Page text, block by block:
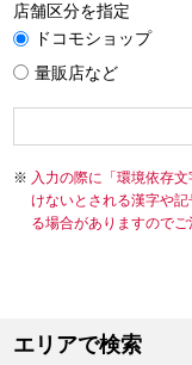
店舗区分を指定
ドコモショップ
量販店など
入力の際に「環境依存
けないとされる漢字や
る場合がありますのでご
エリアで検索